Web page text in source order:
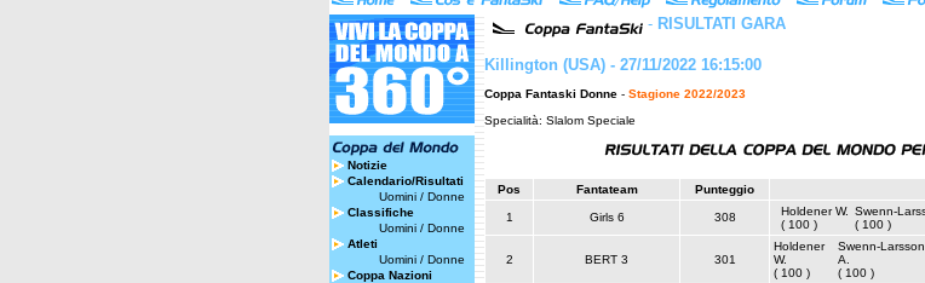
Notizie
Calendario/Risultati
Uomini / Donne
Classifiche
Uomini / Donne
Atleti
Uomini / Donne
Coppa Nazioni
- RISULTATI GARA
Killington (USA) - 27/11/2022 16:15:00
Coppa Fantaski Donne - Stagione 2022/2023
Specialità: Slalom Speciale
Pos Fantateam Punteggio
1 Girls 6 308
Holdener W.
( 100 )
Swenn-
( 100 )
2 BERT 3 301
Holdener
W.
( 100 )
Swenn-Larsson
A.
( 100 )